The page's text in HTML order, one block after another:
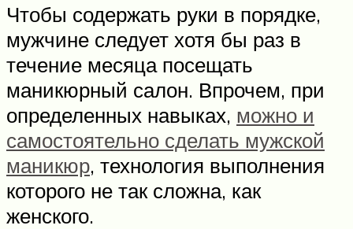
Чтобы содержать руки в порядке,
мужчине следует хотя бы раз в
течение месяца посещать
маникюрный салон. Впрочем, при
определенных навыках, можно и
самостоятельно сделать мужской
маникюр, технология выполнения
которого не так сложна, как
женского.